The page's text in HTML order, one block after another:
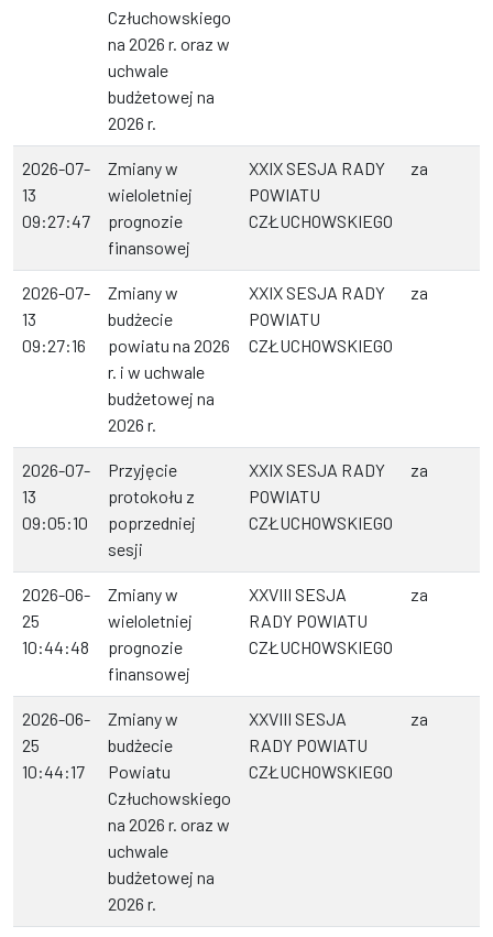
Człuchowskiego
na 2026 r. oraz w
uchwale
budżetowej na
2026 r.
2026-07-
13
09:27:47
Zmiany w
wieloletniej
prognozie
finansowej
XXIX SESJA RADY
POWIATU
CZŁUCHOWSKIEGO
za
2026-07-
13
09:27:16
Zmiany w
budżecie
powiatu na 2026
r. i w uchwale
budżetowej na
2026 r.
XXIX SESJA RADY
POWIATU
CZŁUCHOWSKIEGO
za
2026-07-
13
09:05:10
Przyjęcie
protokołu z
poprzedniej
sesji
XXIX SESJA RADY
POWIATU
CZŁUCHOWSKIEGO
za
2026-06-
25
10:44:48
Zmiany w
wieloletniej
prognozie
finansowej
XXVIII SESJA
RADY POWIATU
CZŁUCHOWSKIEGO
za
2026-06-
25
10:44:17
Zmiany w
budżecie
Powiatu
Człuchowskiego
na 2026 r. oraz w
uchwale
budżetowej na
2026 r.
XXVIII SESJA
RADY POWIATU
CZŁUCHOWSKIEGO
za